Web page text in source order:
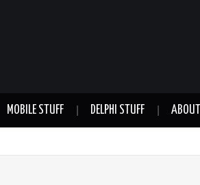
MOBILE STUFF DELPHI STUFF